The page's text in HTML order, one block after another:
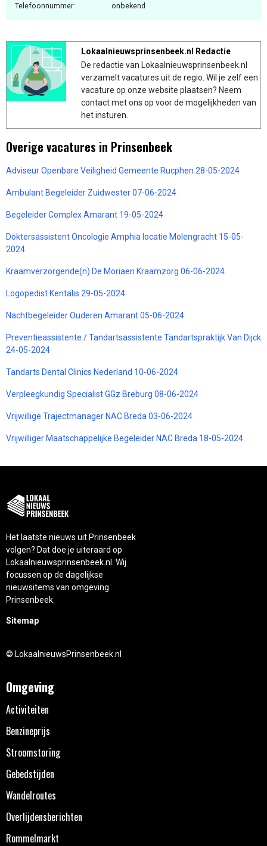
Telefoonnummer: onbekend
Lokaalnieuwsprinsenbeek.nl Redactie
De redactie van Lokaalnieuwsprinsenbeek.nl
verzamelt vacatures uit de regio. Wil je zelf een
vacature op onze website plaatsen? Neem
contact met ons op voor de mogelijkheden van
het insturen.
Overige vacatures in Prinsenbeek
Adviseur Openbare Veiligheid Gemeente Rucphen 28-05-2024
Ambulant Begeleider Zuidwester 07-06-2024
Begeleider Complex Amarant 19-05-2024
Doktersassistent Oncologie Amphia locatie Molengracht 15-05-
2024
Kraamverzorgende(n) De Moriaen Kraamzorg 06-06-2024
Logopedist Kentalis 29-05-2024
Nachtbegeleider Ouderen Amarant 05-06-2024
Preventieassistente / Tandartsassistente Tandartspraktijk Van Dijck
24-05-2024
Tandarts Dental Clinics Nederland 10-06-2024
Verpleegkundig Specialist GGz Breburg 08-06-2024
Vrijwillige Trajectmanager NAC Breda 03-06-2024
Vrijwilliger Maatschappelijke Begeleider NAC Breda 18-05-2024
Het laatste nieuws uit Prinsenbeek
volgen? Dat doe je uiteraard op
Lokaalnieuwsprinsenbeek.nl. Wij
focussen op de dagelijkse
nieuwsitems van omgeving
Prinsenbeek.
Sitemap
© LokaalnieuwsPrinsenbeek.nl
Omgeving
Activiteiten
Benzineprijs
Stroomstoring
Gebedstijden
Wandelroutes
Overlijdensberichten
Rommelmarkt